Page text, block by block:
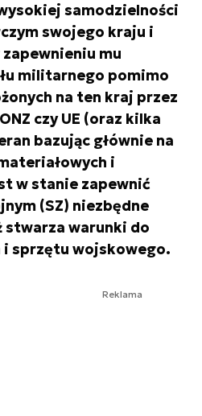
samodzielności
swojego kraju i
mu
militarnego pomimo
na ten kraj przez
czy UE (oraz kilka
bazując głównie na
i
w stanie zapewnić
(SZ) niezbędne
stwarza warunki do
sprzętu wojskowego.
Reklama